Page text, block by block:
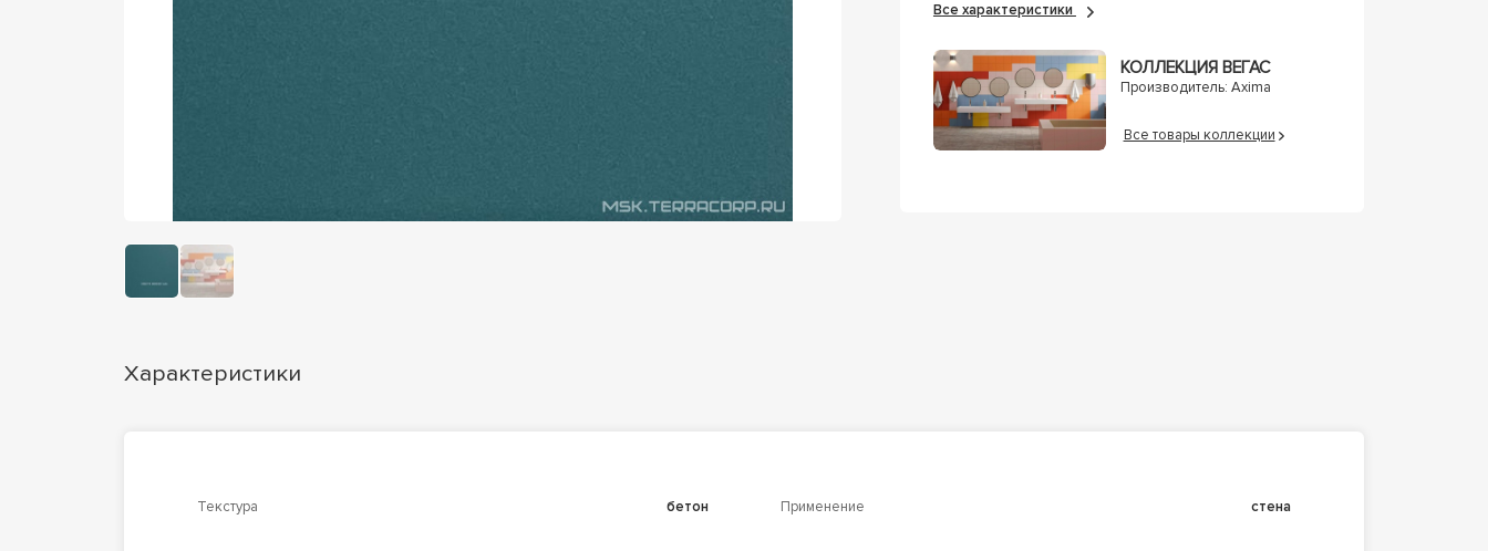
Все характеристики
КОЛЛЕКЦИЯ ВЕГАС
Производитель: Axima
Все товары коллекции
Характеристики
Текстура бетон Применение стена